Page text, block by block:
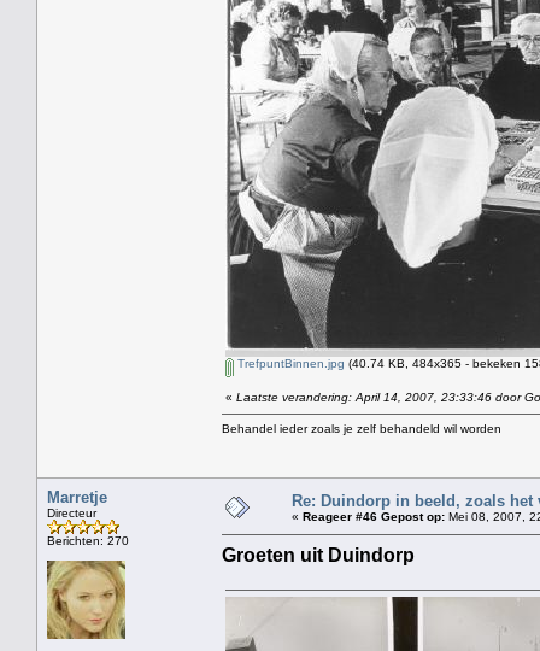
TrefpuntBinnen.jpg (40.74 KB, 484x365 - bekeken
« Laatste verandering: April 14, 2007, 23:33:46 door
Behandel ieder zoals je zelf behandeld wil worden
Marretje
Directeur
Berichten: 270
Re: Duindorp in beeld, zoals het
« Reageer #46 Gepost op: Mei 08, 2007,
Groeten uit Duindorp